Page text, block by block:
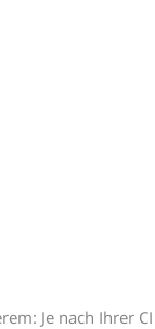
Je nach Ihrer